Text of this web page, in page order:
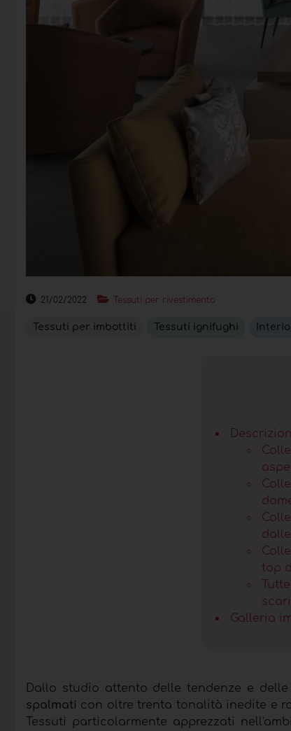
21/02/2022 Tessuti per rivestimento
Tessuti per imbottiti Tessuti ignifughi
top
Galleria
Dallo studio attento delle tendenze e
spalmati con oltre trenta tonalità inedite e
Tessuti particolarmente apprezzati